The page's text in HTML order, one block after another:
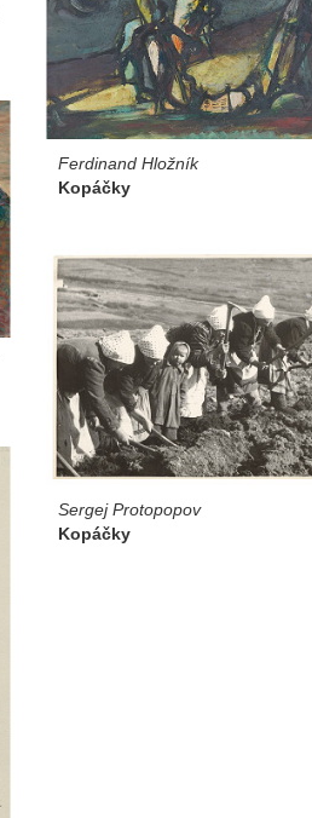
Ferdinand Hložník
Kopáčky
Sergej Protopopov
Kopáčky